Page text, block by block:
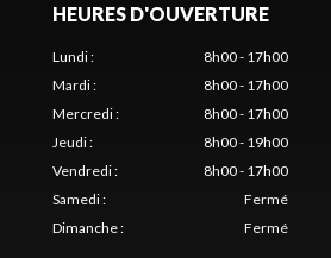
HEURES D'OUVERTURE
Lundi:
8h00 - 17h00
Mardi:
8h00 - 17h00
Mercredi:
8h00 - 17h00
Jeudi:
8h00 - 19h00
Vendredi:
8h00 - 17h00
Samedi:
Fermé
Dimanche: Fermé